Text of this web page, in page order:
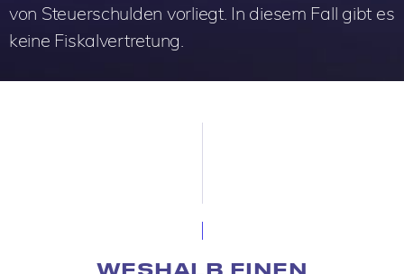
von Steuerschulden vorliegt. In diesem Fall gibt es
keine Fiskalvertretung.
WESHALB EINEN